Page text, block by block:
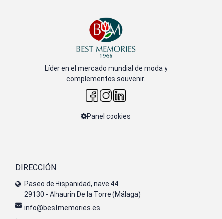
Líder en el mercado mundial de moda y
complementos souvenir.
Panel cookies
DIRECCIÓN
Paseo de Hispanidad, nave 44
29130 - Alhaurin De la Torre (Málaga)
info@bestmemories.es